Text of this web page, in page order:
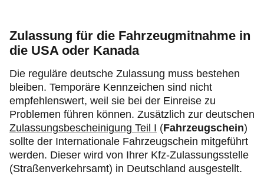
Zulassung für die Fahrzeugmitnahme in
die USA oder Kanada
Die reguläre deutsche Zulassung muss bestehen
bleiben. Temporäre Kennzeichen sind nicht
empfehlenswert, weil sie bei der Einreise zu
Problemen führen können. Zusätzlich zur deutschen
Zulassungsbescheinigung Teil I (Fahrzeugschein)
sollte der Internationale Fahrzeugschein mitgeführt
werden. Dieser wird von Ihrer Kfz-Zulassungsstelle
(Straßenverkehrsamt) in Deutschland ausgestellt.